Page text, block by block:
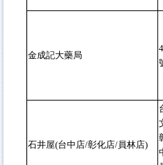
金成記大藥局
石井屋(台中店/彰化店/員林店)